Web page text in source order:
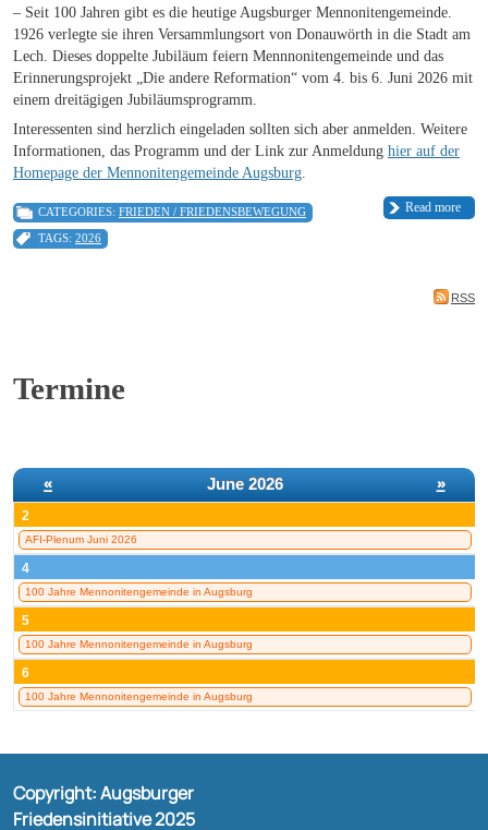
– Seit 100 Jahren gibt es die heutige Augsburger Mennonitengemeinde.
1926 verlegte sie ihren Versammlungsort von Donauwörth in die Stadt am
Lech. Dieses doppelte Jubiläum feiern Mennnonitengemeinde und das
Erinnerungsprojekt „Die andere Reformation“ vom 4. bis 6. Juni 2026 mit
einem dreitägigen Jubiläumsprogramm.
Interessenten sind herzlich eingeladen sollten sich aber anmelden. Weitere
Informationen, das Programm und der Link zur Anmeldung hier auf der
Homepage der Mennonitengemeinde Augsburg
Read more
CATEGORIES: FRIEDEN / FRIEDENSBEWEGUNG
TAGS: 2026
RSS
Termine
« June 2026 »
2
AFI-Plenum Juni 2026
4
100 Jahre Mennonitengemeinde in Augsburg
5
100 Jahre Mennonitengemeinde in Augsburg
6
100 Jahre Mennonitengemeinde in Augsburg
Copyright: Augsburger
Friedensinitiative 2025